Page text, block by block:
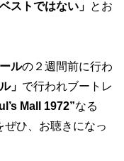
ストではない」 とお
ルの２週間前に行わ
」 で行われブートレ
Mall 1972”なる
ひ、お聴きになっ